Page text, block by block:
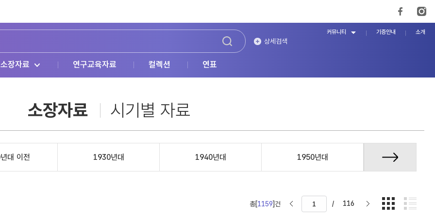
상세검색
소장자료 연구교육자료 컬렉션 연표
커뮤니티 기증안내 소개
소장자료 시기별 자료
대 이전 1930년대 1940년대 1950년대
총[1159]건 / 116